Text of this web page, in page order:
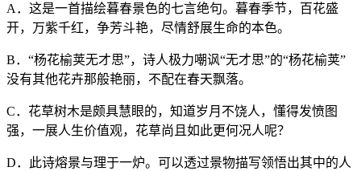
A．这是一首描绘暮春景色的七言绝句。暮春季节，百花盛
开，万紫千红，争芳斗艳，尽情舒展生命的本色。
B．“杨花榆荚无才思”，诗人极力嘲讽“无才思”的“杨花榆荚”
没有其他花卉那般艳丽，不配在春天飘落。
C．花草树木是颇具慧眼的，知道岁月不饶人，懂得发愤图
强，一展人生价值观，花草尚且如此更何况人呢？
D．此诗熔景与理于一炉。可以透过景物描写领悟出其中的人